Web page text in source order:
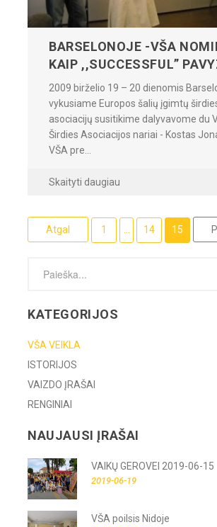
BARSELONOJE -VŠA
KAIP ,,SUCCESSFUL”
2009 birželio 19 – 20 dienomis
vykusiame Europos šalių įgimtų
asociacijų susitikime dalyvavome du
Širdies Asociacijos nariai - Kostas
VŠA pre...
Skaityti daugiau
Atgal 1 14 15
KATEGORIJOS
VŠA VEIKLA
ISTORIJOS
VAIZDO ĮRAŠAI
RENGINIAI
NAUJAUSI ĮRAŠAI
VAIKŲ GEROVEI 2019-06-15
2019-06-19
VŠA poilsis Nidoje